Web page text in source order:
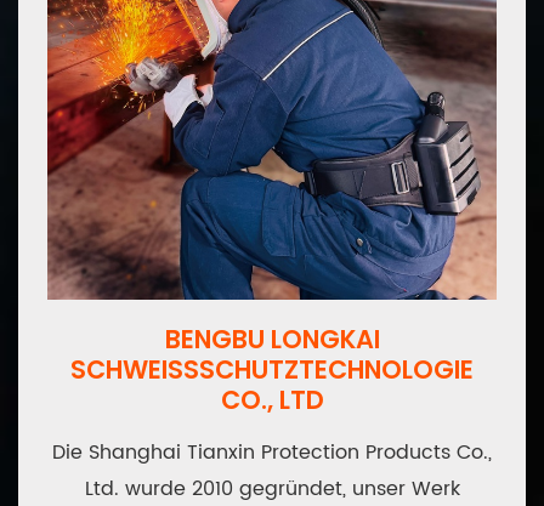
BENGBU LONGKAI
SCHWEISSSCHUTZTECHNOLOGIE
CO., LTD
Die Shanghai Tianxin Protection Products Co.,
Ltd. wurde 2010 gegründet, unser Werk